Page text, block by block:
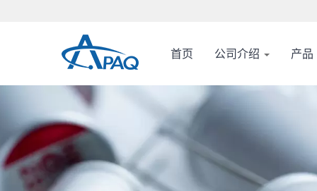
首页 公司介绍 产品